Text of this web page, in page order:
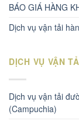
BÁO GIÁ HÀNG
Dịch vụ vận tải
DỊCH VỤ VẬN
Dịch vụ vận tải
(Campuchia)